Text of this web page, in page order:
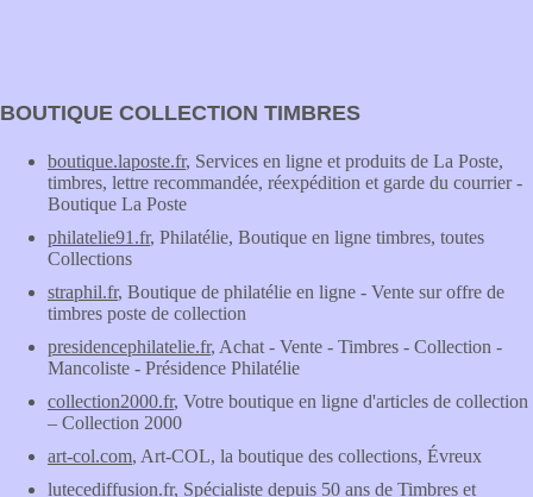
BOUTIQUE COLLECTION TIMBRES
boutique.laposte.fr, Services en ligne et produits de La Poste,
timbres, lettre recommandée, réexpédition et garde du courrier -
Boutique La Poste
philatelie91.fr, Philatélie, Boutique en ligne timbres, toutes
Collections
straphil.fr, Boutique de philatélie en ligne - Vente sur offre de
timbres poste de collection
presidencephilatelie.fr, Achat - Vente - Timbres - Collection -
Mancoliste - Présidence Philatélie
collection2000.fr, Votre boutique en ligne d'articles de collection
– Collection 2000
art-col.com, Art-COL, la boutique des collections, Évreux
lutecediffusion.fr, Spécialiste depuis 50 ans de Timbres et